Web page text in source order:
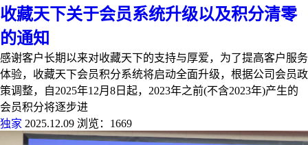
收藏天下关于会员系统升级以及积分清零
的通知
感谢客户长期以来对收藏天下的支持与厚爱，为了提高客户服务
体验，收藏天下会员积分系统将启动全面升级，根据公司会员政
策调整，自2025年12月8日起，2023年之前(不含2023年)产生的
会员积分将逐步进
独家 2025.12.09 浏览：1669